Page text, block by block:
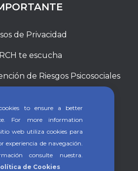
de Privacidad
te escucha
de Riesgos Psicosociales
to ensure a better
For more information
web utiliza cookies para
de navegación.
consulte nuestra.
de Cookies